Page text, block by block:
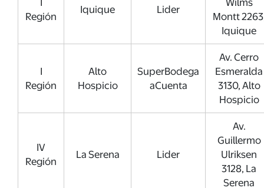
I
Región
Iquique Lider
Wilms
Montt
Iquique
I
Región
Alto
Hospicio
SuperBodega
aCuenta
Av. Cerro
Esmeralda
3130, Alto
Hospicio
IV
Región
La Serena Lider
Av.
Guillermo
Ulriksen
3128, La
Serena